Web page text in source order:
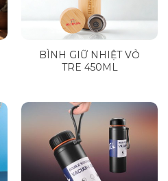
BÌNH GIỮ NHIỆT VỎ
TRE 450ML